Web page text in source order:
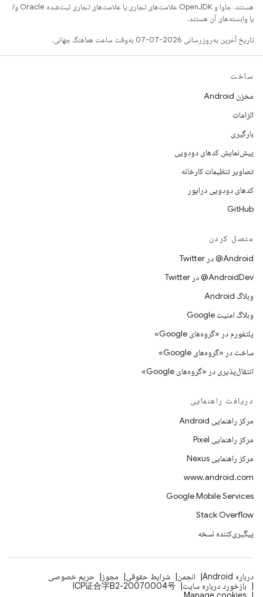
هستند. جاوا و OpenJDK علامت‌های تجاری یا علامت‌های تجاری ثبت‌شده Oracle و/
یا وابسته‌های آن هستند.
تاریخ آخرین به‌روزرسانی 2026-07-07 به‌وقت ساعت هماهنگ جهانی.
ساخت
مخزن Android
الزامات
بارگیری
پیش‌نمایش کدهای دودویی
تصاویر تنظیمات کارخانه
کدهای دودویی درایور
GitHub
متصل کردن
Android@ در Twitter
AndroidDev@ در Twitter
وبلاگ Android
وبلاگ امنیت Google
پلتفورم در «گروه‌های Google»
ساخت در «گروه‌های Google»
انتقال‌پذیری در «گروه‌های Google»
دریافت راهنمایی
مرکز راهنمایی Android
مرکز راهنمایی Pixel
مرکز راهنمایی Nexus
www.android.com
Google Mobile Services
Stack Overflow
پیگیری‌کننده نسخه
درباره Android انجمن شرایط حقوقی مجوز
حریم خصوصی
بازخورد درباره سایت
ICP证合字B2-20070004号